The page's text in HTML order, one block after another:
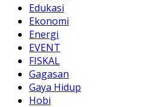
Edukasi
Ekonomi
Energi
EVENT
FISKAL
Gagasan
Gaya Hidup
Hobi